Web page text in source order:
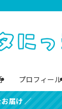
プロフィール
届け ／